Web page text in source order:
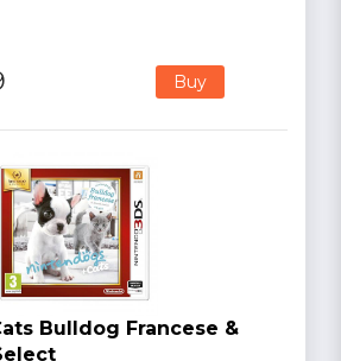
Buy
Bulldog Francese &